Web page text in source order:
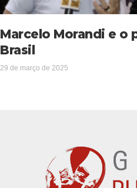
Marcelo Morandi e o
Brasil
29 de março de 2025